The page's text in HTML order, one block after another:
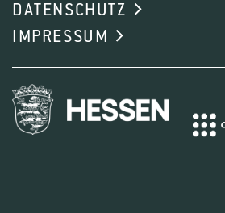
DATENSCHUTZ
IMPRESSUM